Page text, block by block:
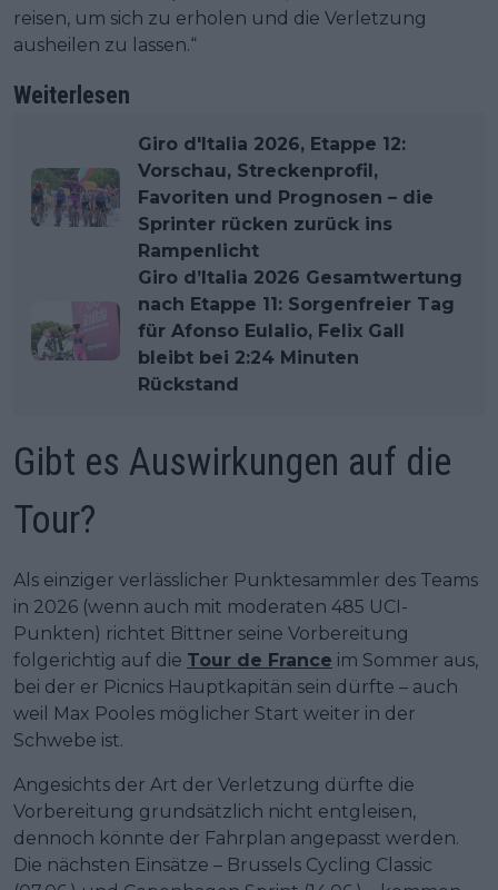
reisen, um sich zu erholen und die Verletzung
ausheilen zu lassen.“
Weiterlesen
Giro d'Italia 2026, Etappe 12:
Vorschau, Streckenprofil,
Favoriten und Prognosen – die
Sprinter rücken zurück ins
Rampenlicht
Giro d’Italia 2026 Gesamtwertung
nach Etappe 11: Sorgenfreier Tag
für Afonso Eulalio, Felix Gall
bleibt bei 2:24 Minuten
Rückstand
Gibt es Auswirkungen auf die
Tour?
Als einziger verlässlicher Punktesammler des Teams
in 2026 (wenn auch mit moderaten 485 UCI-
Punkten) richtet Bittner seine Vorbereitung
folgerichtig auf die Tour de France im Sommer aus,
bei der er Picnics Hauptkapitän sein dürfte – auch
weil Max Pooles möglicher Start weiter in der
Schwebe ist.
Angesichts der Art der Verletzung dürfte die
Vorbereitung grundsätzlich nicht entgleisen,
dennoch könnte der Fahrplan angepasst werden.
Die nächsten Einsätze – Brussels Cycling Classic